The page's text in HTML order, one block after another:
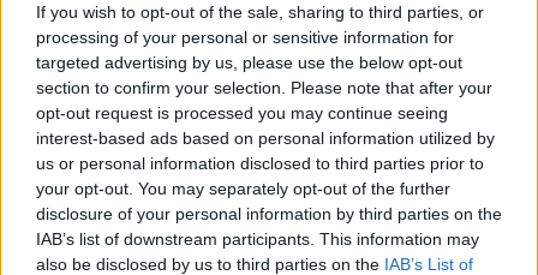
If you wish to opt-out of the sale, sharing to third parties, or
processing of your personal or sensitive information for
targeted advertising by us, please use the below opt-out
section to confirm your selection. Please note that after your
opt-out request is processed you may continue seeing
interest-based ads based on personal information utilized by
us or personal information disclosed to third parties prior to
your opt-out. You may separately opt-out of the further
disclosure of your personal information by third parties on the
IAB’s list of downstream participants. This information may
also be disclosed by us to third parties on the IAB’s List of
«Από την άλλη, οι κοινωνικές συμβάσεις, οι
συνήθειές μας αλλάζουν όταν το κοινωνικό,
οικονομικό ή στην προκειμένη περίπτωση, το
πλαίσιο υγείας μεταβληθεί σημαντικά»
συμπληρώνει.
Εξάλλου, υπάρχουν ήδη αρκετοί εναλλακτικοί
χαιρετισμοί αντί της χειραψίας. Το άγγιγμα
αγκώνων για παράδειγμα έχει ήδη διαδοθεί σε όλο